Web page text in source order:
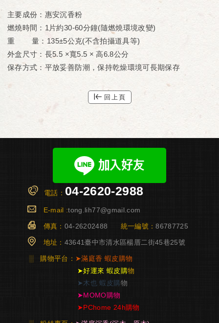
主要成份：惠安沉香粉
燃燒時間：1片約30-60分鐘(隨燃燒環境改變)
重 量：135±5公克(不含拍攝道具等)
外盒尺寸：長5.5 ×寬5.5 × 高6.8公分
保存方式：平放妥善防潮，保持乾燥環境可長期保存
回上頁
電話： 04-2620-2988
E-mail :tong.lih77@gmail.com
傳真： 04-26202488 統一編號：86787725
地址： 43641臺中市清水區楊厝二街45巷25號
░購物平台： ➤滿庭香 蝦皮購物
➤好運來 蝦皮購物
➤木也 蝦皮購物
➤MOMO購物
➤PChome 24h購物